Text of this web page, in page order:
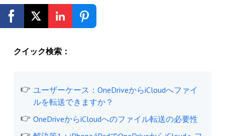
無料登録
クイック検索：
ユーザーケース：OneDriveからiCloudへファイ
ルを転送できますか？
OneDriveからiCloudへのファイル転送の必要性